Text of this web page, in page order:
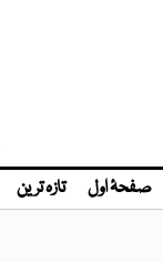
صفحۂ اول تازہ ترین